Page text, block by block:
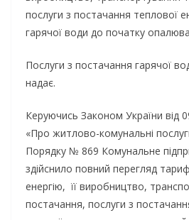
послуги з постачання теплової
гарячої води до початку
Послуги з постачання гарячої
надає.
Керуючись Законом України від
«Про житлово-комунальні
Порядку № 869 Комунальне
здійснило повний перегляд
енергію, її виробництво,
постачання, послуги з